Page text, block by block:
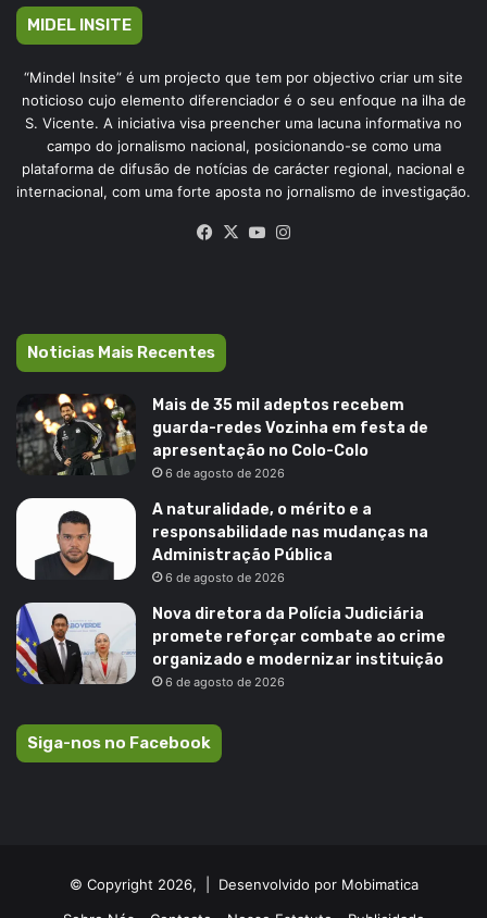
MIDEL INSITE
“Mindel Insite” é um projecto que tem por objectivo criar um site
noticioso cujo elemento diferenciador é o seu enfoque na ilha de
S. Vicente. A iniciativa visa preencher uma lacuna informativa no
campo do jornalismo nacional, posicionando-se como uma
plataforma de difusão de notícias de carácter regional, nacional e
internacional, com uma forte aposta no jornalismo de investigação.
Facebook
X YouTube
Noticias Mais Recentes
Mais de 35 mil adeptos recebem
guarda-redes Vozinha em festa de
apresentação no Colo-Colo
6 de agosto de 2026
A naturalidade, o mérito e a
responsabilidade nas mudanças na
Administração Pública
6 de agosto de 2026
Nova diretora da Polícia Judiciária
promete reforçar combate ao crime
organizado e modernizar instituição
6 de agosto de 2026
Siga-nos no Facebook
© Copyright 2026, | Desenvolvido por Mobimatica